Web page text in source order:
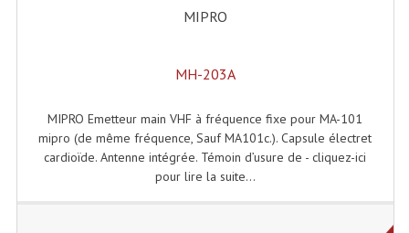
Rack 19" Standard Betonex
Valises Pour Clavier
Rack 19 Pouces Multiplis
MIPRO
MH-203A
MIPRO Emetteur main VHF à fréquence fixe pour MA-101
mipro (de même fréquence, Sauf MA101c.). Capsule électret
cardioïde. Antenne intégrée. Témoin d’usure de - cliquez-ici
pour lire la suite...